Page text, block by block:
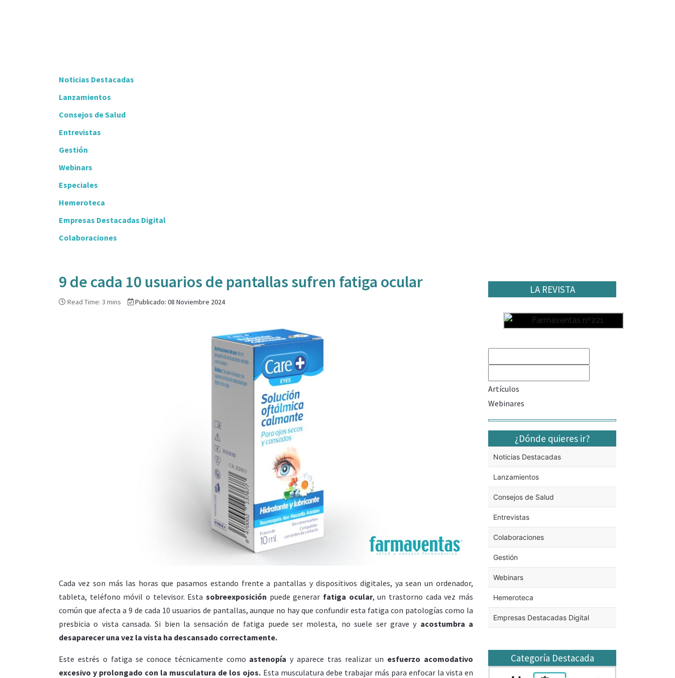
Noticias Destacadas
Lanzamientos
Consejos de Salud
Entrevistas
Gestión
Webinars
Especiales
Hemeroteca
Empresas Destacadas Digital
Colaboraciones
9 de cada 10 usuarios de pantallas sufren fatiga ocular
Read Time: 3 mins Publicado: 08 Noviembre 2024
Cada vez son más las horas que pasamos estando frente a pantallas y dispositivos digitales, ya sean un ordenador,
tableta, teléfono móvil o televisor. Esta sobreexposición puede generar fatiga ocular, un trastorno cada vez más
común que afecta a 9 de cada 10 usuarios de pantallas, aunque no hay que confundir esta fatiga con patologías como la
presbicia o vista cansada. Si bien la sensación de fatiga puede ser molesta, no suele ser grave y acostumbra a
desaparecer una vez la vista ha descansado correctamente.
Este estrés o fatiga se conoce técnicamente como astenopía y aparece tras realizar un esfuerzo acomodativo
excesivo y prolongado con la musculatura de los ojos. Esta musculatura debe trabajar más para enfocar la vista en
LA REVISTA
Artículos
Webinares
¿Dónde quieres ir?
Noticias Destacadas
Lanzamientos
Consejos de Salud
Entrevistas
Colaboraciones
Gestión
Webinars
Hemeroteca
Empresas Destacadas Digital
Categoría Destacada